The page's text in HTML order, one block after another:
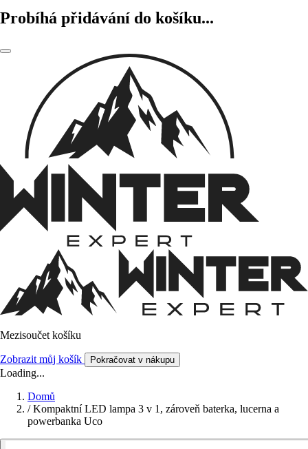
Probíhá přidávání do košíku...
Mezisoučet košíku
Zobrazit můj košík Pokračovat v nákupu
Loading...
Domů
/ Kompaktní LED lampa 3 v 1, zároveň baterka, lucerna a
powerbanka Uco